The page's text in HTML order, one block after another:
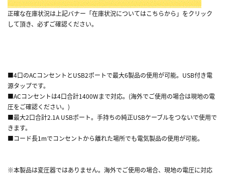
正確な在庫状況は上記バナー「在庫状況についてはこちらから」をクリック
して頂き、必ずご確認ください。
■4口のACコンセントとUSB2ポートで最大6製品の使用が可能。USB付き電
源タップです。
■ACコンセントは4口合計1400Wまで対応。(海外でご使用の場合は現地の電
圧をご確認ください。)
■最大2口合計2.1A USBポート。手持ちの純正USBケーブルをつないで使用で
きます。
■コード長1mでコンセントから離れた場所でも電気製品の使用が可能。
※本製品は変圧器ではありません。海外でご使用の場合、現地の電圧に対応